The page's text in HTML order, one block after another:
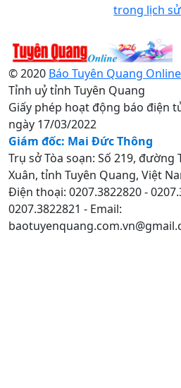
trong lịch
© 2020 Báo Tuyên Quang Online
Tỉnh uỷ tỉnh Tuyên Quang
Giấy phép hoạt động báo điện
ngày 17/03/2022
Giám đốc: Mai Đức Thông
Trụ sở Tòa soạn: Số 219,
Xuân, tỉnh Tuyên Quang, Việt
Điện thoại: 0207.3822820 -
0207.3822821 - Email: